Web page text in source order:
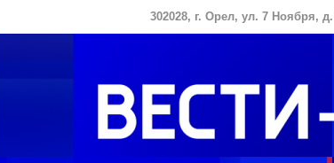
302028, г. Орел, ул. 7 Ноября,